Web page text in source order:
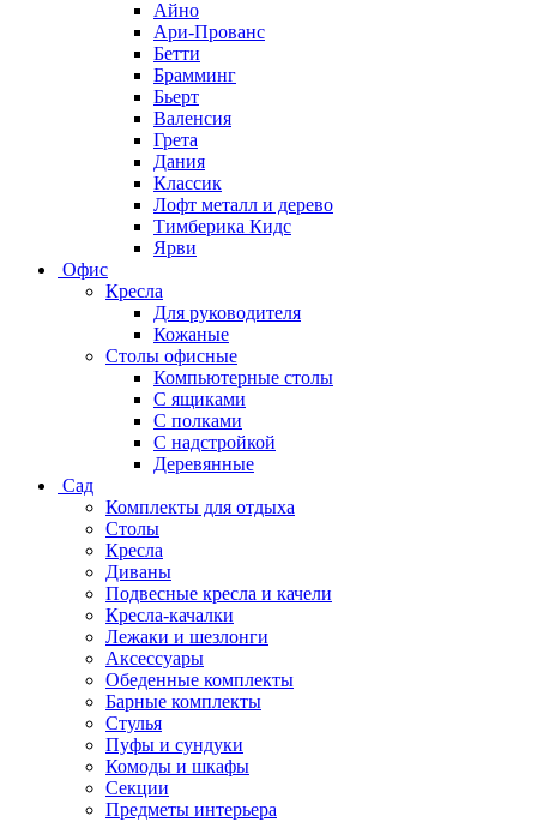
Айно
Ари-Прованс
Бетти
Брамминг
Бьерт
Валенсия
Грета
Дания
Классик
Лофт металл и дерево
Тимберика Кидс
Ярви
Офис
Кресла
Для руководителя
Кожаные
Столы офисные
Компьютерные столы
С ящиками
С полками
С надстройкой
Деревянные
Сад
Комплекты для отдыха
Столы
Кресла
Диваны
Подвесные кресла и качели
Кресла-качалки
Лежаки и шезлонги
Аксессуары
Обеденные комплекты
Барные комплекты
Стулья
Пуфы и сундуки
Комоды и шкафы
Секции
Предметы интерьера